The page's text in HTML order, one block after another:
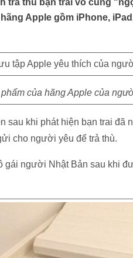
trả thù bạn trai vô cùng
Apple gồm iPhone,
của hãng Apple của
sau khi phát hiện bạn trai đã
cho người yêu để trả thù.
gái người Nhật Bản sau khi